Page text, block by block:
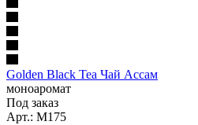
Golden Black Tea Чай Ассам
моноаромат
Под заказ
Арт.: M175